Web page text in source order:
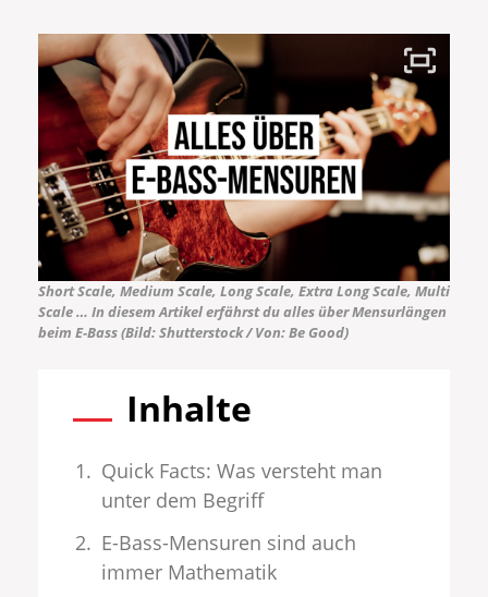
Short Scale, Medium Scale, Long Scale, Extra Long Scale, Multi
Scale … In diesem Artikel erfährst du alles über Mensurlängen
beim E-Bass(Bild: Shutterstock / Von: Be Good)
Inhalte
Quick Facts: Was versteht man
unter dem Begriff
E-Bass-Mensuren sind auch
immer Mathematik